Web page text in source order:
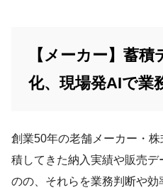
【メーカー】蓄
化、現場発AIで業
創業50年の老舗メーカー・
積してきた納入実績や販売
のの、それらを業務判断や